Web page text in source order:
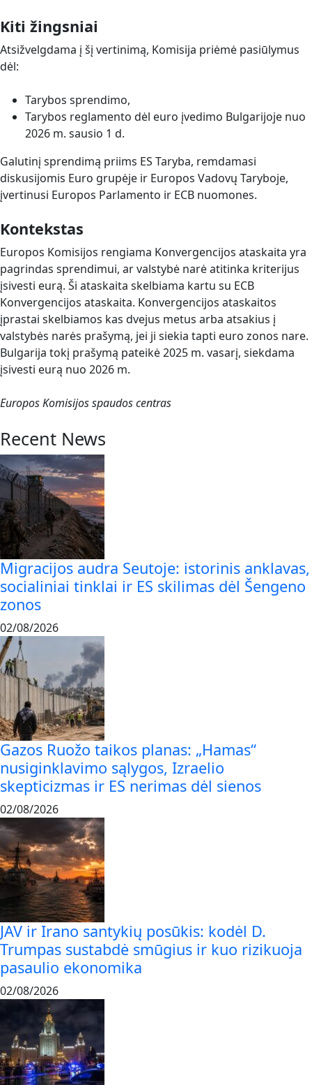
Kiti žingsniai
Atsižvelgdama į šį vertinimą, Komisija priėmė pasiūlymus
dėl:
Tarybos sprendimo,
Tarybos reglamento dėl euro įvedimo Bulgarijoje nuo
2026 m. sausio 1 d.
Galutinį sprendimą priims ES Taryba, remdamasi
diskusijomis Euro grupėje ir Europos Vadovų Taryboje,
įvertinusi Europos Parlamento ir ECB nuomones.
Kontekstas
Europos Komisijos rengiama Konvergencijos ataskaita yra
pagrindas sprendimui, ar valstybė narė atitinka kriterijus
įsivesti eurą. Ši ataskaita skelbiama kartu su ECB
Konvergencijos ataskaita. Konvergencijos ataskaitos
įprastai skelbiamos kas dvejus metus arba atsakius į
valstybės narės prašymą, jei ji siekia tapti euro zonos nare.
Bulgarija tokį prašymą pateikė 2025 m. vasarį, siekdama
įsivesti eurą nuo 2026 m.
Europos Komisijos spaudos centras
Recent News
Migracijos audra Seutoje: istorinis anklavas,
socialiniai tinklai ir ES skilimas dėl Šengeno
zonos
02/08/2026
Gazos Ruožo taikos planas: „Hamas“
nusiginklavimo sąlygos, Izraelio
skepticizmas ir ES nerimas dėl sienos
02/08/2026
JAV ir Irano santykių posūkis: kodėl D.
Trumpas sustabdė smūgius ir kuo rizikuoja
pasaulio ekonomika
02/08/2026